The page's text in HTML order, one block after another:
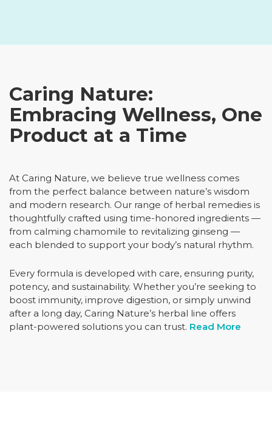
Caring Nature:
Embracing Wellness, One
Product at a Time
At Caring Nature, we believe true wellness comes
from the perfect balance between nature’s wisdom
and modern research. Our range of herbal remedies is
thoughtfully crafted using time-honored ingredients —
from calming chamomile to revitalizing ginseng —
each blended to support your body’s natural rhythm.
Every formula is developed with care, ensuring purity,
potency, and sustainability. Whether you’re seeking to
boost immunity, improve digestion, or simply unwind
after a long day, Caring Nature’s herbal line offers
plant-powered solutions you can trust. Read More